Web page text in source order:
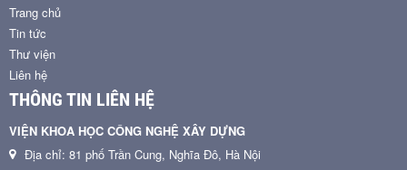
Trang chủ
Tin tức
Thư viện
Liên hệ
THÔNG TIN LIÊN HỆ
VIỆN KHOA HỌC CÔNG NGHỆ XÂY DỰNG
Địa chỉ: 81 phố Trần Cung, Nghĩa Đô, Hà Nội